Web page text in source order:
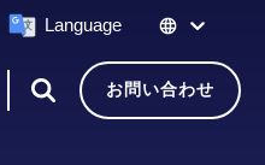
Language
お問い合わせ